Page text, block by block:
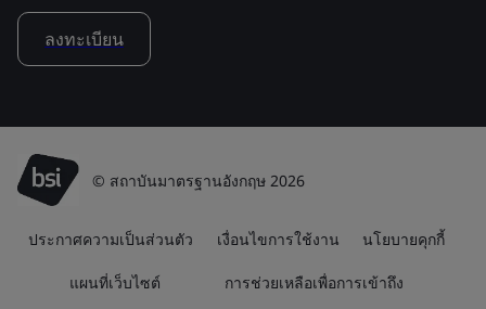
ลงทะเบียน
© สถาบันมาตรฐานอังกฤษ 2026
ประกาศความเป็นส่วนตัว เงื่อนไขการใช้งาน นโยบายคุกกี้
แผนที่เว็บไซต์ การช่วยเหลือเพื่อการเข้าถึง